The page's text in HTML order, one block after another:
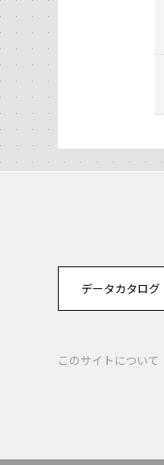
データカタログ
このサイトについて